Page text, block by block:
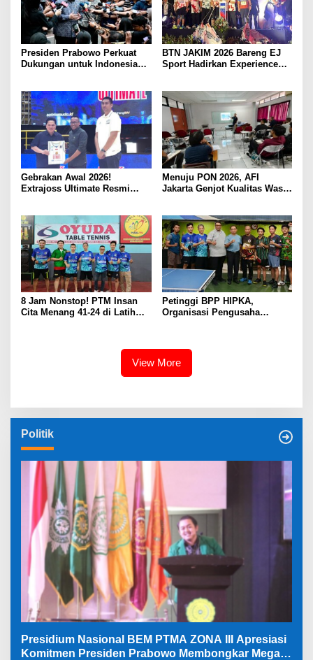
Presiden Prabowo Perkuat
Dukungan untuk Indonesia
Timnas Menuju Piala Dunia
2030
BTN JAKIM 2026 Bareng EJ
Sport Hadirkan Experience
Gebrakan Awal 2026!
Extrajoss Ultimate Resmi
Menuju PON 2026, AFI
Jakarta Genjot Kualitas Wasit
8 Jam Nonstop! PTM Insan
Cita Menang 41-24 di Latih
Petinggi BPP HIPKA,
Organisasi Pengusaha
View More
Politik
Presidium Nasional BEM PTMA ZONA III Apresiasi
Komitmen Presiden Prabowo Membongkar Mega